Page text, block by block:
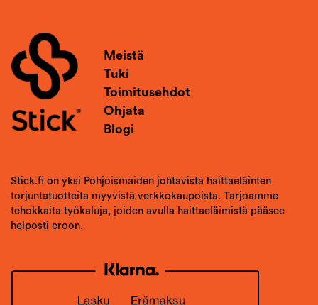
Meistä
Tuki
Toimitusehdot
Ohjata
Blogi
Stick.fi on yksi Pohjoismaiden johtavista haittaeläinten
torjuntatuotteita myyvistä verkkokaupoista. Tarjoamme
tehokkaita työkaluja, joiden avulla haittaeläimistä pääsee
helposti eroon.